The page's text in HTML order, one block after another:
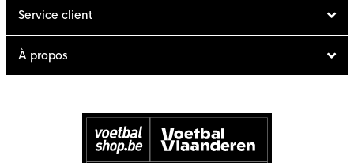
Service client
À propos